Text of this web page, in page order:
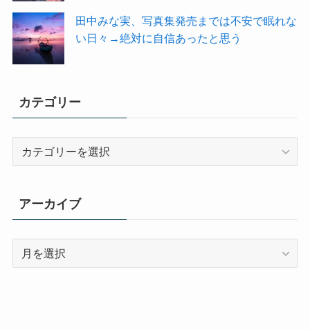
田中みな実、写真集発売までは不安で眠れな
い日々→絶対に自信あったと思う
カテゴリー
リ
ー
アーカイブ